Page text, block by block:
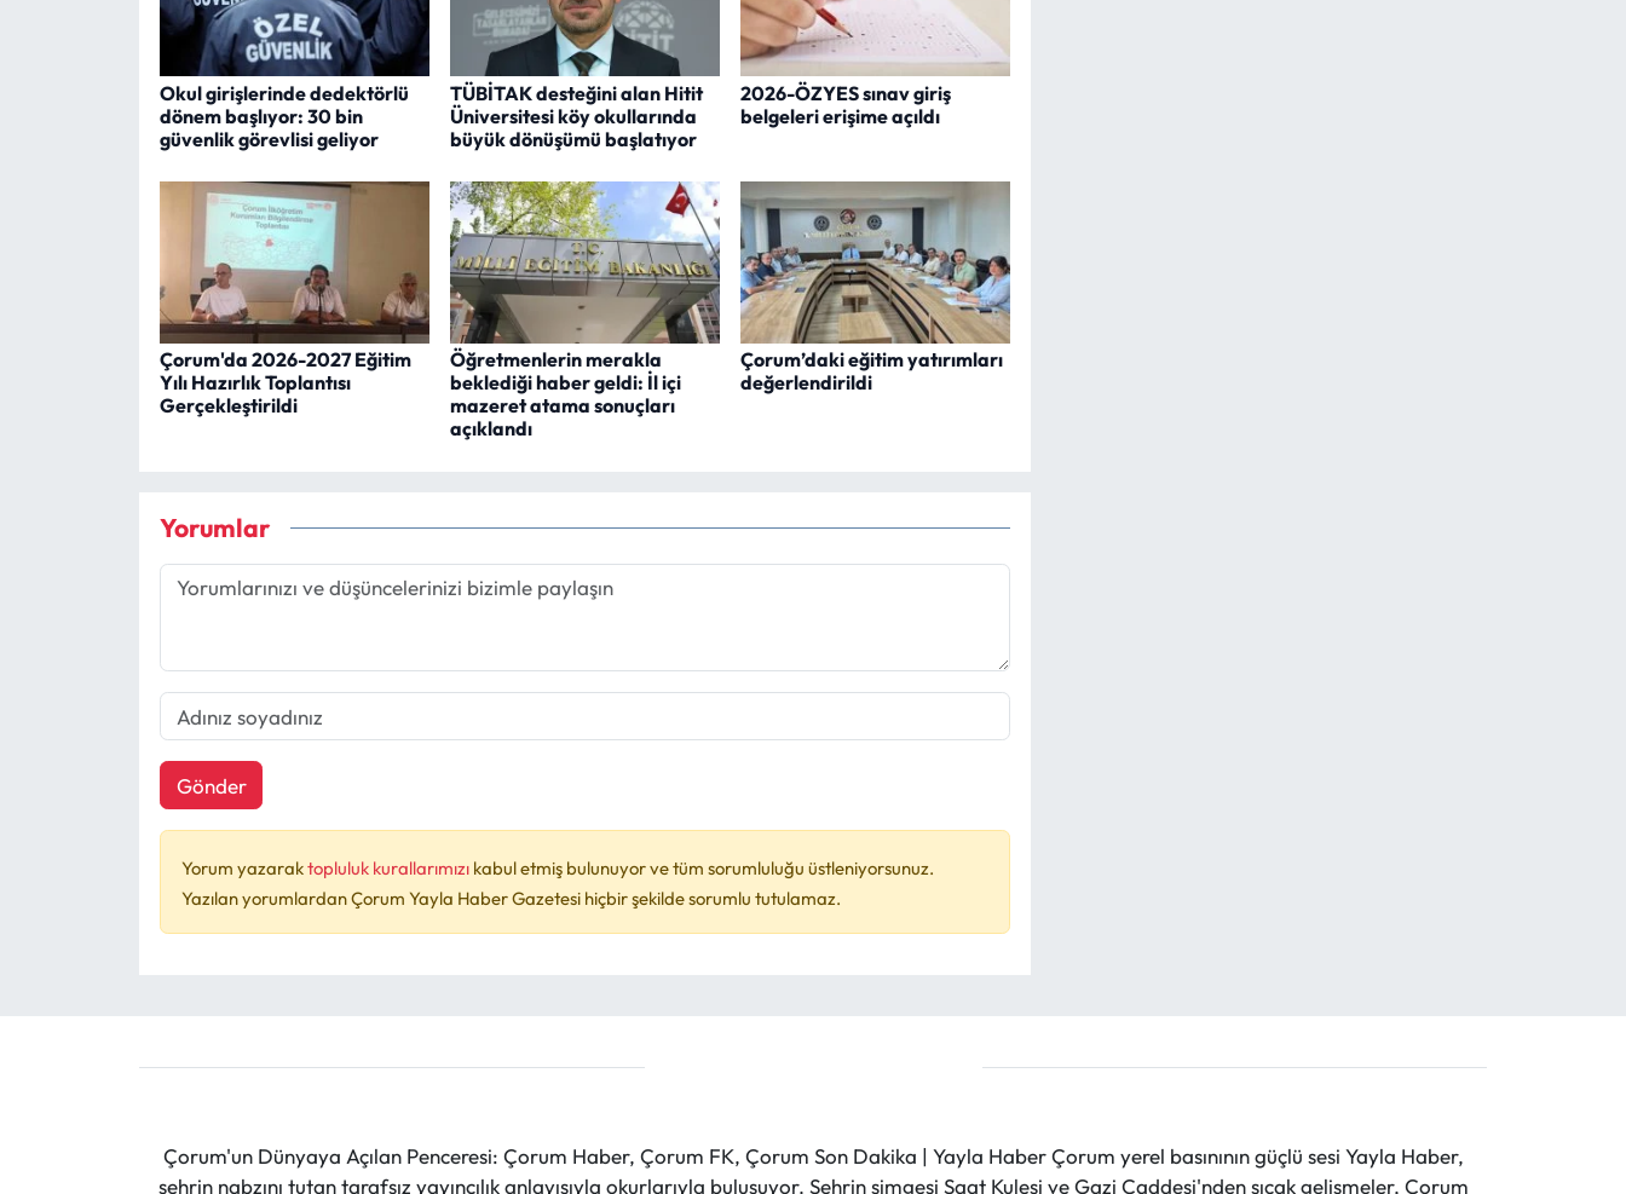
Okul girişlerinde dedektörlü
dönem başlıyor: 30 bin
güvenlik görevlisi geliyor
TÜBİTAK desteğini alan Hitit
Üniversitesi köy okullarında
büyük dönüşümü başlatıyor
2026-ÖZYES sınav giriş
belgeleri erişime açıldı
Çorum'da 2026-2027 Eğitim
Yılı Hazırlık Toplantısı
Gerçekleştirildi
Öğretmenlerin merakla
beklediği haber geldi: İl içi
mazeret atama sonuçları
açıklandı
Çorum’daki eğitim yatırımları
değerlendirildi
Yorumlar
Gönder
Yorum yazaraktopluluk kurallarımızı kabul etmiş bulunuyor ve tüm sorumluluğu üstleniyorsunuz.
Yazılan yorumlardan Çorum Yayla Haber Gazetesi hiçbir şekilde sorumlu tutulamaz.
Çorum'un Dünyaya Açılan Penceresi: Çorum Haber, Çorum FK, Çorum Son Dakika | Yayla Haber Çorum yerel basınının güçlü sesi Yayla Haber,
şehrin nabzını tutan tarafsız yayıncılık anlayışıyla okurlarıyla buluşuyor. Şehrin simgesi Saat Kulesi ve Gazi Caddesi'nden sıcak gelişmeler, Çorum